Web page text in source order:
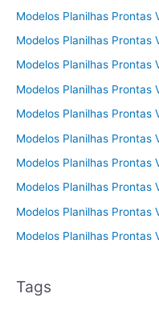
Modelos Planilhas Prontas
Modelos Planilhas Prontas
Modelos Planilhas Prontas
Modelos Planilhas Prontas
Modelos Planilhas Prontas
Modelos Planilhas Prontas
Modelos Planilhas Prontas
Modelos Planilhas Prontas
Modelos Planilhas Prontas
Modelos Planilhas Prontas
Tags